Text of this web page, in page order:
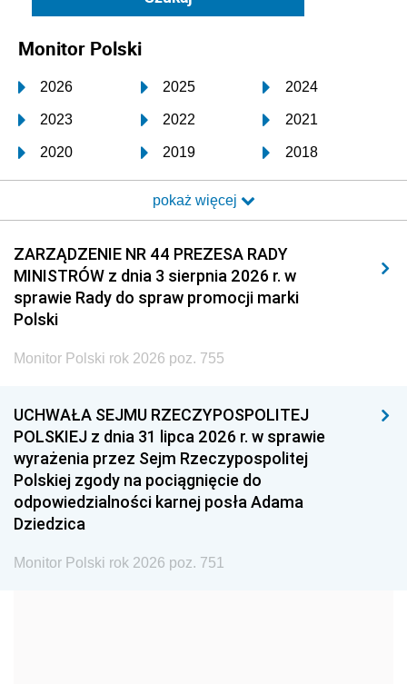
Monitor Polski
2026 2025 2024
2023 2022 2021
2020 2019 2018
2017 2016 2015
2014 2013 2012
2011 2010 2009
2008 2007 2006
2005
1996 1995 1994
1993 1992 1991
1990 1989
1987 1986 1985
pokaż więcej
ZARZĄDZENIE NR 44 PREZESA RADY
MINISTRÓW z dnia 3 sierpnia 2026 r. w
sprawie Rady do spraw promocji marki
Polski
Monitor Polski rok 2026 poz. 755
UCHWAŁA SEJMU RZECZYPOSPOLITEJ
POLSKIEJ z dnia 31 lipca 2026 r. w sprawie
wyrażenia przez Sejm Rzeczypospolitej
Polskiej zgody na pociągnięcie do
odpowiedzialności karnej posła Adama
Dziedzica
Monitor Polski rok 2026 poz. 751